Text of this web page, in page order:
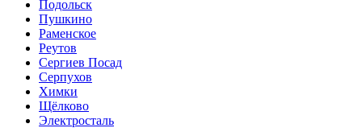
Подольск
Пушкино
Раменское
Реутов
Сергиев Посад
Серпухов
Химки
Щёлково
Электросталь